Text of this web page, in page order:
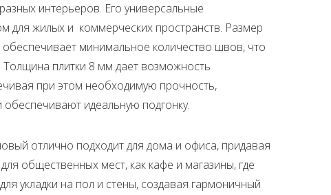
интерьеров. Его универсальные
для жилых и коммерческих пространств. Размер
минимальное количество швов, что
Толщина плитки 8 мм дает возможность
при этом необходимую прочность,
обеспечивают идеальную подгонку.
отлично подходит для дома и офиса, придавая
общественных мест, как кафе и магазины, где
укладки на пол и стены, создавая гармоничный